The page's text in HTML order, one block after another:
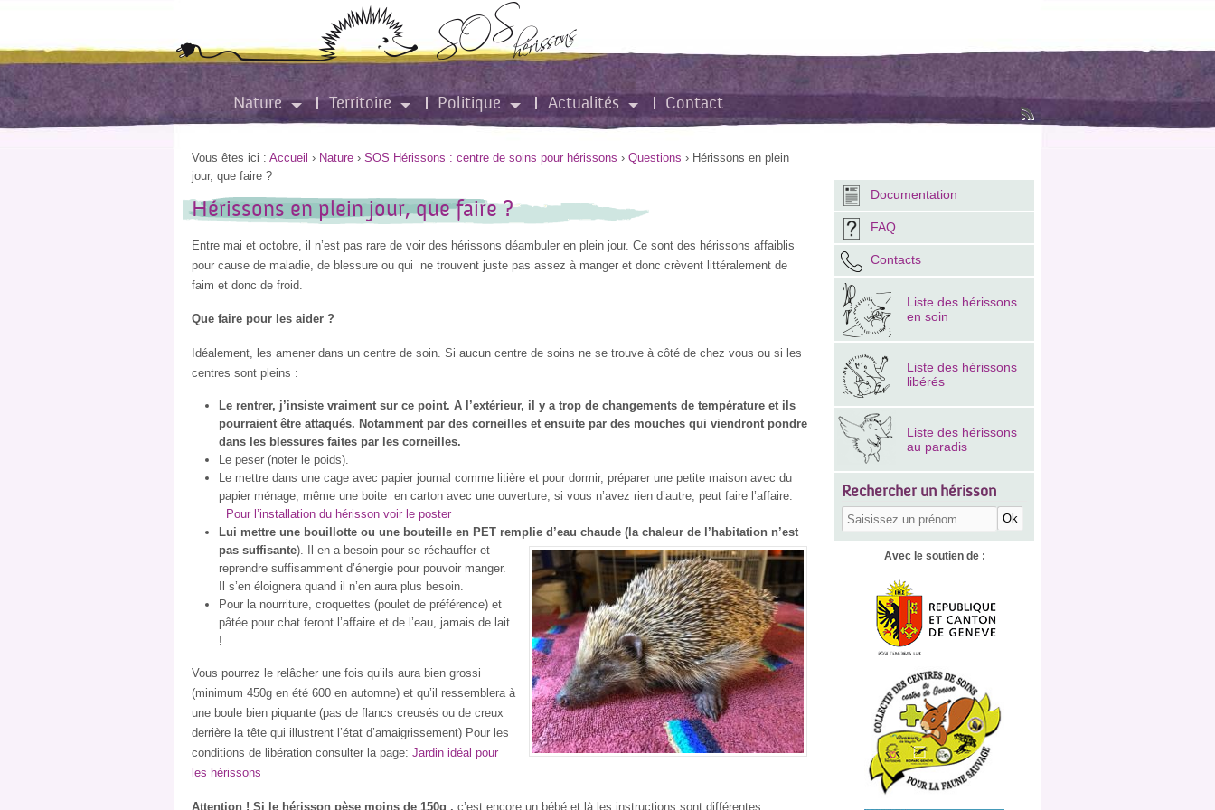
Nature Territoire Politique Actualités Contact
Vous êtes ici : Accueil › Nature › SOS Hérissons : centre de soins pour hérissons › Questions › Hérissons en plein
jour, que faire ?
Hérissons en plein jour, que faire ?
Entre mai et octobre, il n’est pas rare de voir des hérissons déambuler en plein jour. Ce sont des hérissons affaiblis
pour cause de maladie, de blessure ou qui ne trouvent juste pas assez à manger et donc crèvent littéralement de
faim et donc de froid.
Que faire pour les aider ?
Idéalement, les amener dans un centre de soin. Si aucun centre de soins ne se trouve à côté de chez vous ou si les
centres sont pleins :
Le rentrer, j’insiste vraiment sur ce point. A l’extérieur, il y a trop de changements de température et ils
pourraient être attaqués. Notamment par des corneilles et ensuite par des mouches qui viendront pondre
dans les blessures faites par les corneilles.
Le peser (noter le poids).
Le mettre dans une cage avec papier journal comme litière et pour dormir, préparer une petite maison avec du
papier ménage, même une boite en carton avec une ouverture, si vous n’avez rien d’autre, peut faire l’affaire.
Pour l’installation du hérisson voir le poster
Lui mettre une bouillotte ou une bouteille en PET remplie d’eau chaude (la chaleur de l’habitation n’est
pas suffisante). Il en a besoin pour se réchauffer et
reprendre suffisamment d’énergie pour pouvoir manger.
Il s’en éloignera quand il n’en aura plus besoin.
Pour la nourriture, croquettes (poulet de préférence) et
pâtée pour chat feront l’affaire et de l’eau, jamais de lait
!
Vous pourrez le relâcher une fois qu’ils aura bien grossi
(minimum 450g en été 600 en automne) et qu’il ressemblera à
une boule bien piquante (pas de flancs creusés ou de creux
derrière la tête qui illustrent l’état d’amaigrissement) Pour les
conditions de libération consulter la page: Jardin idéal pour
les hérissons
Attention ! Si le hérisson pèse moins de 150g , c’est encore un bébé et là les instructions sont différentes:
Documentation
FAQ
Contacts
Liste des hérissons
en soin
Liste des hérissons
libérés
Liste des hérissons
au paradis
Rechercher un hérisson
Avec le soutien de :